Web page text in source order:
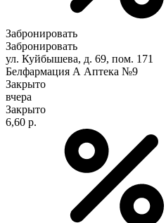
Забронировать
Забронировать
ул. Куйбышева, д. 69, пом. 171
Белфармация А Аптека №9
Закрыто
вчера
Закрыто
6,60 р.